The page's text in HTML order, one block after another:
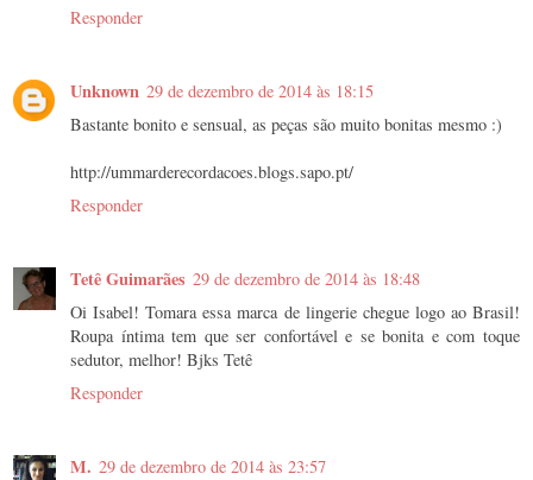
Responder
Unknown 29 de dezembro de 2014 às 18:15
Bastante bonito e sensual, as peças são muito bonitas mesmo :)
http://ummarderecordacoes.blogs.sapo.pt/
Responder
Tetê Guimarães 29 de dezembro de 2014 às 18:48
Oi Isabel! Tomara essa marca de lingerie chegue logo ao Brasil!
Roupa íntima tem que ser confortável e se bonita e com toque
sedutor, melhor! Bjks Tetê
Responder
M. 29 de dezembro de 2014 às 23:57